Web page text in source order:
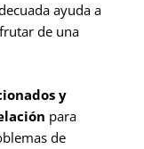
ayuda a
de una
y
para
de